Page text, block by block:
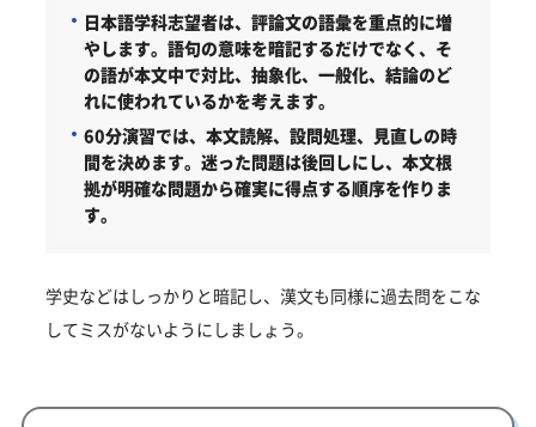
日本語学科志望者は、評論文の語彙を重点的に増
やします。語句の意味を暗記するだけでなく、そ
の語が本文中で対比、抽象化、一般化、結論のど
れに使われているかを考えます。
60分演習では、本文読解、設問処理、見直しの時
間を決めます。迷った問題は後回しにし、本文根
拠が明確な問題から確実に得点する順序を作りま
す。
学史などはしっかりと暗記し、漢文も同様に過去問をこな
してミスがないようにしましょう。